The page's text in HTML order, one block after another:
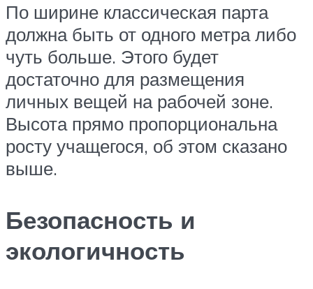
По ширине классическая парта
должна быть от одного метра либо
чуть больше. Этого будет
достаточно для размещения
личных вещей на рабочей зоне.
Высота прямо пропорциональна
росту учащегося, об этом сказано
выше.
Безопасность и
экологичность